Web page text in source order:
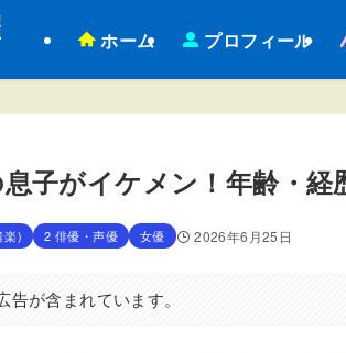
ホーム プロフィール
子がイケメン！年齢・経
楽) 2 俳優・声優 女優 2026年6月25日
が含まれています。